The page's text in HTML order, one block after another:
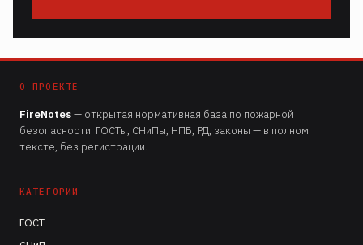
О ПРОЕКТЕ
FireNotes— открытая нормативная база по пожарной
безопасности. ГОСТы, СНиПы, НПБ, РД, законы — в полном
тексте, без регистрации.
КАТЕГОРИИ
ГОСТ